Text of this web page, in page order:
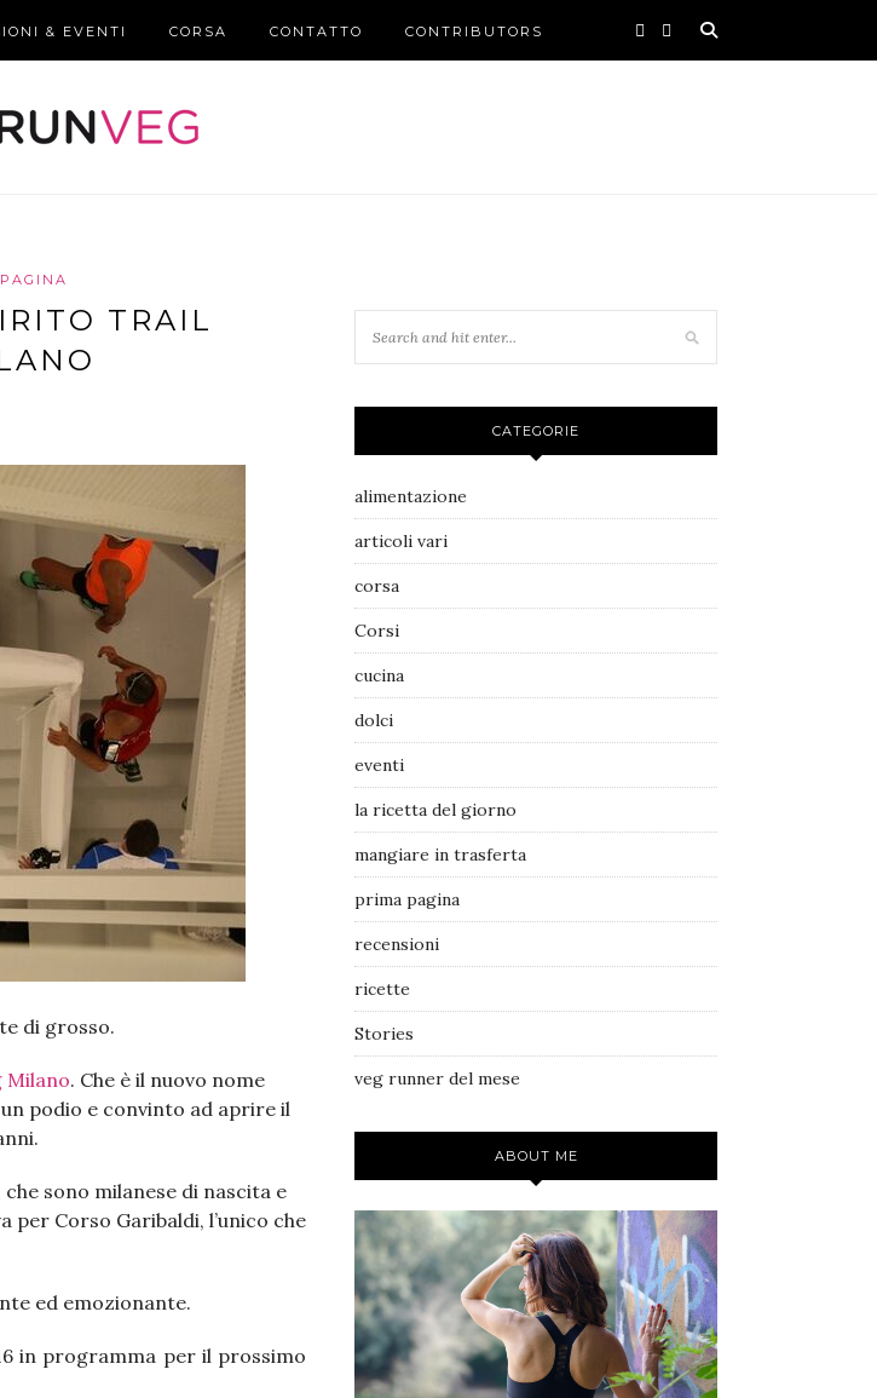
& EVENTI CORSA CONTATTO CONTRIBUTORS
TRAIL
di grosso.
Milano. Che è il nuovo nome
podio e convinto ad aprire il
sono milanese di nascita e
per Corso Garibaldi, l’unico che
ed emozionante.
in programma per il prossimo
CATEGORIE
alimentazione
articoli vari
corsa
Corsi
cucina
dolci
eventi
la ricetta del giorno
mangiare in trasferta
prima pagina
recensioni
ricette
Stories
veg runner del mese
ABOUT ME